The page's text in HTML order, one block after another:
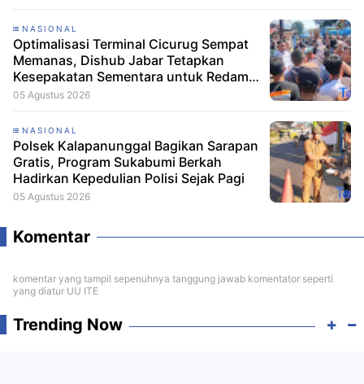
NASIONAL
Optimalisasi Terminal Cicurug Sempat
Memanas, Dishub Jabar Tetapkan
Kesepakatan Sementara untuk Redam
Ketegangan
05 Agustus 2026
NASIONAL
Polsek Kalapanunggal Bagikan Sarapan
Gratis, Program Sukabumi Berkah
Hadirkan Kepedulian Polisi Sejak Pagi
05 Agustus 2026
Komentar
komentar yang tampil sepenuhnya tanggung jawab komentator seperti
yang diatur UU ITE
Trending Now